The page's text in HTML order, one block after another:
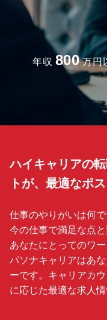
年収 800 万円
ハイキャリアの
トが、最適なポ
仕事のやりがいは何で
今の仕事で満足な点
あなたにとってのワ
パソナキャリアはあ
ーです。キャリアカ
に応じた最適な求人情